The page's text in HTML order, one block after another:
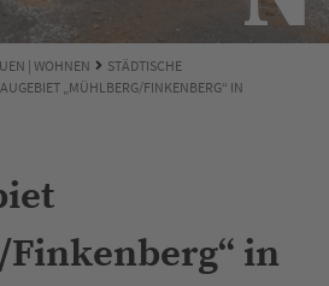
| WOHNEN
STÄDTISCHE
„MÜHLBERG/FINKENBERG“ IN
in